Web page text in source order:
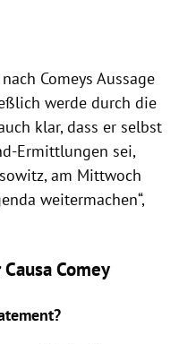
Comeys Aussage
werde durch die
klar, dass er selbst
Ermittlungen sei,
, am Mittwoch
weitermachen“,
Comey